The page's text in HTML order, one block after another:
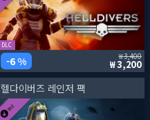
DLC
6 % 3,400
3,200
헬다이버즈 레인저 팩